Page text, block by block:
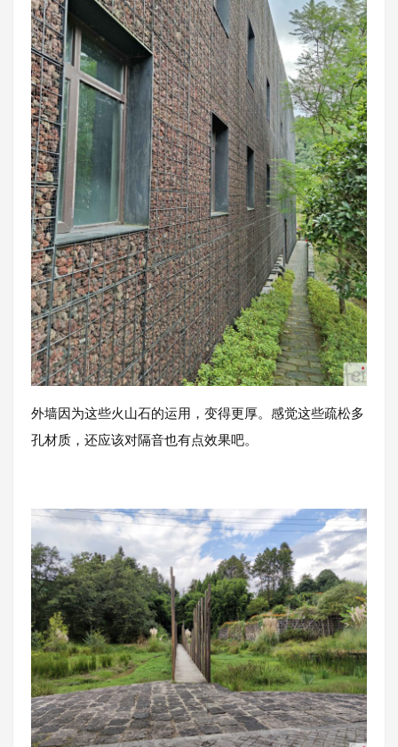
外墙因为这些火山石的运用，变得更厚。感觉这些疏松多
孔材质，还应该对隔音也有点效果吧。